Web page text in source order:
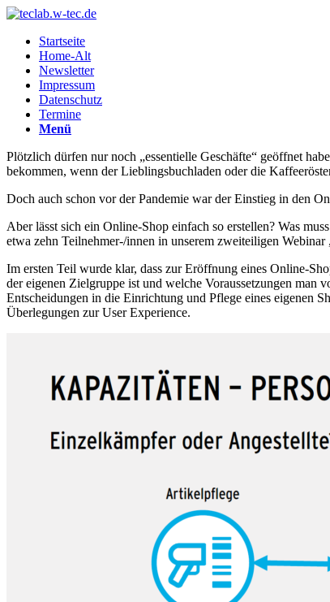
Startseite
Home-Alt
Newsletter
Impressum
Datenschutz
Termine
Menü
Plötzlich dürfen nur noch „essentielle Geschäfte“ geöffnet
bekommen, wenn der Lieblingsbuchladen oder die
Doch auch schon vor der Pandemie war der Einstieg in den
Aber lässt sich ein Online-Shop einfach so erstellen? Was
etwa zehn Teilnehmer-/innen in unserem zweiteiligen
Im ersten Teil wurde klar, dass zur Eröffnung eines Online-
der eigenen Zielgruppe ist und welche Voraussetzungen
Entscheidungen in die Einrichtung und Pflege eines eigenen
Überlegungen zur User Experience.